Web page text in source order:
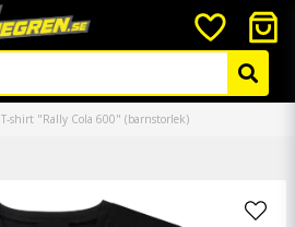
T-shirt "Rally Cola 600" (barnstorlek)